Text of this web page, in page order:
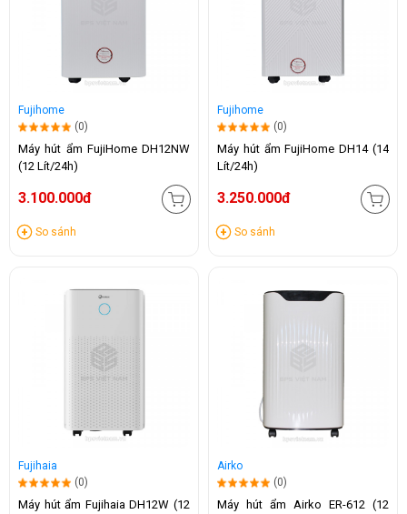
Fujihome
(0)
Máy hút ẩm FujiHome DH12NW
(12 Lít/24h)
3.100.000đ
So sánh
Fujihome
(0)
Máy hút ẩm FujiHome DH14 (14
Lít/24h)
3.250.000đ
So sánh
Fujihaia
(0)
Máy hút ẩm Fujihaia DH12W (12
Airko
(0)
Máy hút ẩm Airko ER-612 (12